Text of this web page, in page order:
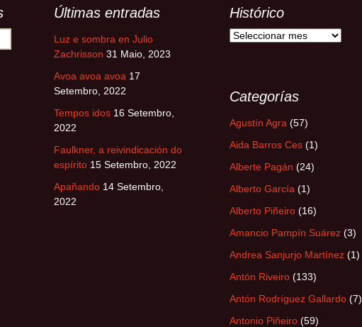
Últimas entradas
Luz e sombra en Julio
Zachrisson 31 Maio, 2023
Avoa avoa avoa 17
Setembro, 2022
Tempos idos 16 Setembro,
2022
Faulkner, a reivindicación do
espírito 15 Setembro, 2022
Apañando 14 Setembro,
2022
Histórico
Histórico
Categorías
Agustín Agra (57)
Aida Barros Ces (1)
Alberte Pagán (24)
Alberto García (1)
Alberto Piñeiro (16)
Amancio Pampín Suárez (3)
Andrea Sanjurjo Martínez (1)
Antón Riveiro (133)
Antón Rodríguez Gallardo (7)
Antonio Piñeiro (59)